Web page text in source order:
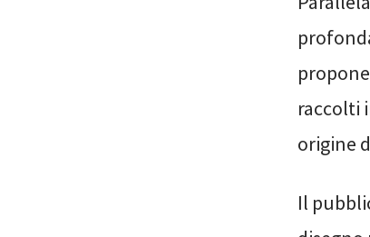
raccolti
origine
Il